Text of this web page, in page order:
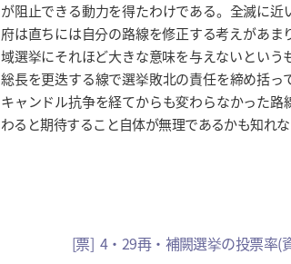
が阻止できる動力を得たわけである。全滅に
府は直ちには自分の路線を修正する考えがあ
域選挙にそれほど大きな意味を与えないとい
総長を更迭する線で選挙敗北の責任を締め括
キャンドル抗争を経てからも変わらなかった
わると期待すること自体が無理であるかも知れな
[票] 4・29再・補闕選挙の投票率(